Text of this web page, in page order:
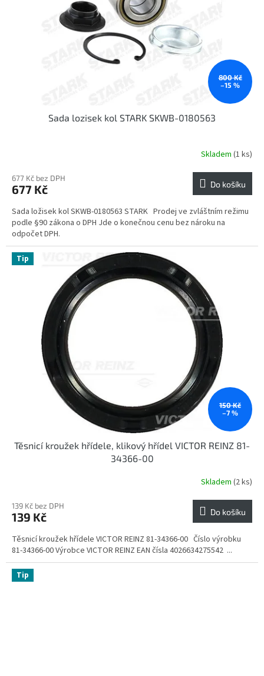
800 Kč
–15 %
Sada lozisek kol STARK SKWB-0180563
Skladem (1 ks)
677 Kč bez DPH
677 Kč Do košíku
Sada ložisek kol SKWB-0180563 STARK Prodej ve zvláštním režimu
podle §90 zákona o DPH Jde o konečnou cenu bez nároku na
odpočet DPH.
Tip
150 Kč
–7 %
Těsnicí kroužek hřídele, klikový hřídel VICTOR REINZ 81-
34366-00
Skladem (2 ks)
139 Kč bez DPH
139 Kč Do košíku
Těsnicí kroužek hřídele VICTOR REINZ 81-34366-00 Číslo výrobku
81-34366-00 Výrobce VICTOR REINZ EAN čísla 4026634275542 ...
Tip